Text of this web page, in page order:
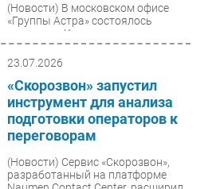
(Новости) В московском офисе
«Группы Астра» состоялось
заседание Консорциума
исследований безопасности
технологий искусственного
интеллекта,...
23.07.2026
«Скорозвон» запустил
инструмент для анализа
подготовки операторов к
переговорам
(Новости) Сервис «Скорозвон»,
разработанный на платформе